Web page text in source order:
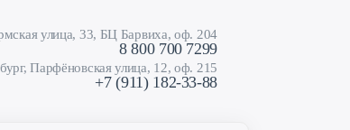
улица, 33, БЦ Барвиха, оф. 204
8 800 700 7299
Парфёновская улица, 12, оф. 215
+7 (911) 182-33-88